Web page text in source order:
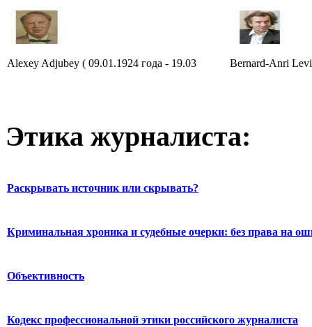
Alexey Adjubey ( 09.01.1924 года - 19.03 Bernard-Anri Levi
Этика журналиста:
Раскрывать источник или скрывать?
Криминальная хроника и судебные очерки: без права на
Объективность
Кодекс профессиональной этики российского журналиста